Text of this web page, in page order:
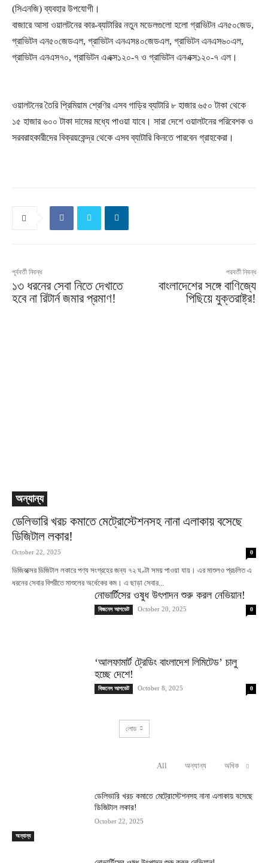
(সিএনজি) ব্যবহার উপযোগী।
বাজারে আসা ওয়ালটনের কার-ব্যাটারির নতুন মডেলগুলো হলো গ্রাভিটন এন৫০জেড,
গ্রাভিটন এন৫০জেডএল, গ্রাভিটন এনএস৪০জেডএল, গ্রাভিটন এনএস৬০এল,
গ্রাভিটন এনএস৭০, গ্রাভিটন এএক্স১২০-৭ ও গ্রাভিটন এনএক্স১২০-৭ এল।
ওয়ালটনের তৈরি প্রিমিয়াম শ্রেণির এসব গাড়ির ব্যাটারি ৮ হাজার ৬৫০ টাকা থেকে
১৫ হাজার ৬০০ টাকা দামের মধ্যে পাওয়া যাবে। সারা দেশে ওয়ালটনের পরিবেশক ও
সরবরাহকারীদের বিক্রয়কেন্দ্র থেকে এসব ব্যাটারি কিনতে পারবেন গ্রাহকেরা।
পূর্ববর্তী নিবন্ধ
১৩ ধরনের সেবা নিতে দেখাতে
হবে না রিটার্ন জমার প্রমাণ!
পরবর্তী নিবন্ধ
বাংলাদেশের সঙ্গে বাণিজ্যে
পিছিয়ে যুক্তরাষ্ট্র!
অন্যান্য
ডেলিভারি খরচ কমাতে মেট্রোস্টেশনসহ নানা এলাকায় বসেছে
ডিজিটাল লকার!
October 22, 2025 0
ডিজিবক্সের ডিজিটাল লকারে পণ্য সংগ্রহের জন্য ৭২ ঘণ্টা সময় পাওয়া যায়। এর মাশুলও প্রচলিত এ
ধরনের সেবার বিপরীতে মাশুলের অর্ধেকের কম। এ ছাড়া সেবার...
নোভার্টিসের ওষুধ উৎপাদন শুরু করল নেভিয়ান!
বিজনেস আপডেট October 20, 2025 0
‘আলফামার্ট ট্রেডিং বাংলাদেশ লিমিটেড’ চালু
হচ্ছে দেশে!
বিজনেস আপডেট October 8, 2025 0
লোড
All অন্যান্য অধিক
অন্যান্য
ডেলিভারি খরচ কমাতে মেট্রোস্টেশনসহ নানা এলাকায় বসেছে
ডিজিটাল লকার!
October 22, 2025